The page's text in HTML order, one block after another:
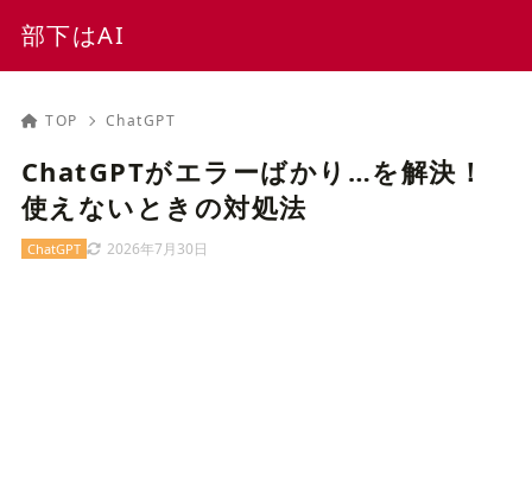
部下はAI
TOP ChatGPT
ChatGPTがエラーばかり…を解決！
使えないときの対処法
2026年7月30日
ChatGPT